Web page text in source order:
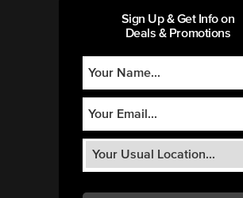
Sign Up & Get Info on
Deals & Promotions